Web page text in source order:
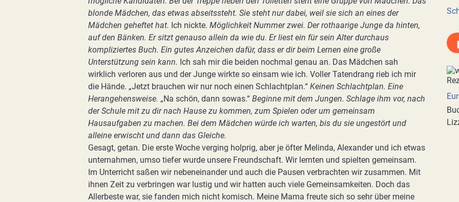
blonde Mädchen, das etwas abseitssteht. Sie steht nur dabei, weil sie sich an eines der
Mädchen geheftet hat. Ich nickte. Möglichkeit Nummer zwei. Der rothaarige Junge da hinten,
auf den Bänken. Er sitzt genauso allein da wie du. Er liest ein für sein Alter durchaus
kompliziertes Buch. Ein gutes Anzeichen dafür, dass er dir beim Lernen eine große
Unterstützung sein kann. Ich sah mir die beiden nochmal genau an. Das Mädchen sah
wirklich verloren aus und der Junge wirkte so einsam wie ich. Voller Tatendrang rieb ich mir
die Hände. „Jetzt brauchen wir nur noch einen Schlachtplan.“ Keinen Schlachtplan. Eine
Herangehensweise. „Na schön, dann sowas.“ Beginne mit dem Jungen. Schlage ihm vor, nach
der Schule mit zu dir nach Hause zu kommen, zum Spielen oder um gemeinsam
Hausaufgaben zu machen. Bei dem Mädchen würde ich warten, bis du sie ungestört und
alleine erwischt und dann das Gleiche.
Gesagt, getan. Die erste Woche verging holprig, aber je öfter Melinda, Alexander und ich etwas
unternahmen, umso tiefer wurde unsere Freundschaft. Wir lernten und spielten gemeinsam.
Im Unterricht saßen wir nebeneinander und auch die Pausen verbrachten wir zusammen. Mit
ihnen Zeit zu verbringen war lustig und wir hatten auch viele Gemeinsamkeiten. Doch das
Allerbeste war, sie fanden mich nicht komisch. Meine Mama freute sich so sehr über meine